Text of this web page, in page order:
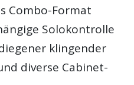
Combo-Format
Solokontrolle
klingender
diverse Cabinet-